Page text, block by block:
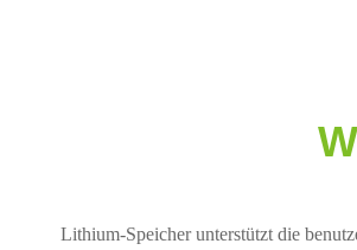
Lithium-Speicher unterstützt die